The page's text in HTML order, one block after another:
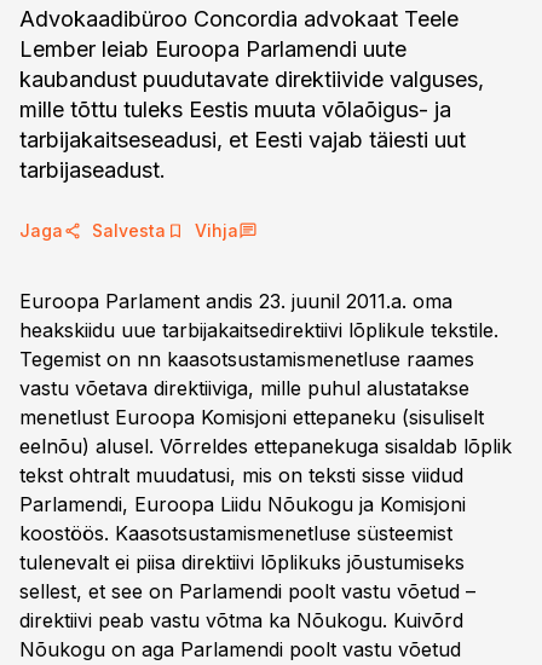
Advokaadibüroo Concordia advokaat Teele
Lember leiab Euroopa Parlamendi uute
kaubandust puudutavate direktiivide valguses,
mille tõttu tuleks Eestis muuta võlaõigus- ja
tarbijakaitseseadusi, et Eesti vajab täiesti uut
tarbijaseadust.
Jaga Salvesta Vihja
Euroopa Parlament andis 23. juunil 2011.a. oma
heakskiidu uue tarbijakaitsedirektiivi lõplikule tekstile.
Tegemist on nn kaasotsustamismenetluse raames
vastu võetava direktiiviga, mille puhul alustatakse
menetlust Euroopa Komisjoni ettepaneku (sisuliselt
eelnõu) alusel. Võrreldes ettepanekuga sisaldab lõplik
tekst ohtralt muudatusi, mis on teksti sisse viidud
Parlamendi, Euroopa Liidu Nõukogu ja Komisjoni
koostöös. Kaasotsustamismenetluse süsteemist
tulenevalt ei piisa direktiivi lõplikuks jõustumiseks
sellest, et see on Parlamendi poolt vastu võetud –
direktiivi peab vastu võtma ka Nõukogu. Kuivõrd
Nõukogu on aga Parlamendi poolt vastu võetud